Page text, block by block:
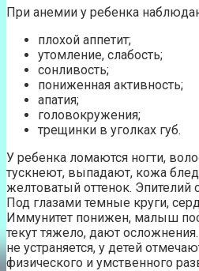
При анемии у ребенка
плохой аппетит;
утомление, слабость;
сонливость;
пониженная активность;
апатия;
головокружения;
трещинки в уголках губ.
У ребенка ломаются ногти,
тускнеют, выпадают, кожа
желтоватый оттенок. Эпителий
Под глазами темные круги,
Иммунитет понижен, малыш
текут тяжело, дают
не устраняется, у детей
физического и умственного